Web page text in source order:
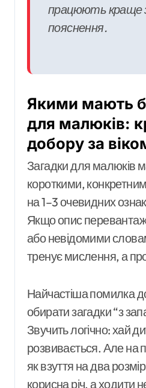
працюють краще
пояснення.
Якими мають
для малюків:
добору за
Загадки для малюків
короткими,
на 1–3 очевидних
Якщо опис
або невідомими
тренує мислення, а
Найчастіша помилка
обирати загадки “з
Звучить логічно: хай
розвивається. Але на
як взуття на два
корисна річ, а ходити